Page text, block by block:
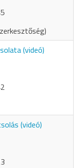
(videó)
(videó)